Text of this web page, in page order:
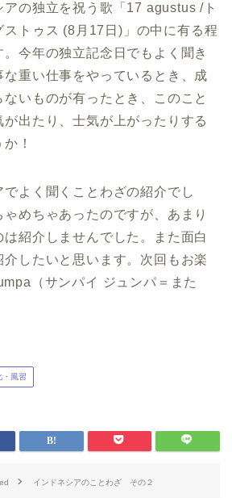
アの独立を祝う歌「17 agustus /ト
ストゥス (8月17日)」の中に有る程
今年の独立記念日でもよく聞き
な重い仕事をやっているとき、成
ないものが有ったとき、このこと
出たり、士気が上がったりする
！
でよく聞くことわざの紹介でし
めちゃあったのですが、あまり
紹介しませんでした。また面白
したいと思います。次回もお楽
（サンパイ ジュンパ＝また
風習
インドネシアのことわざ その２